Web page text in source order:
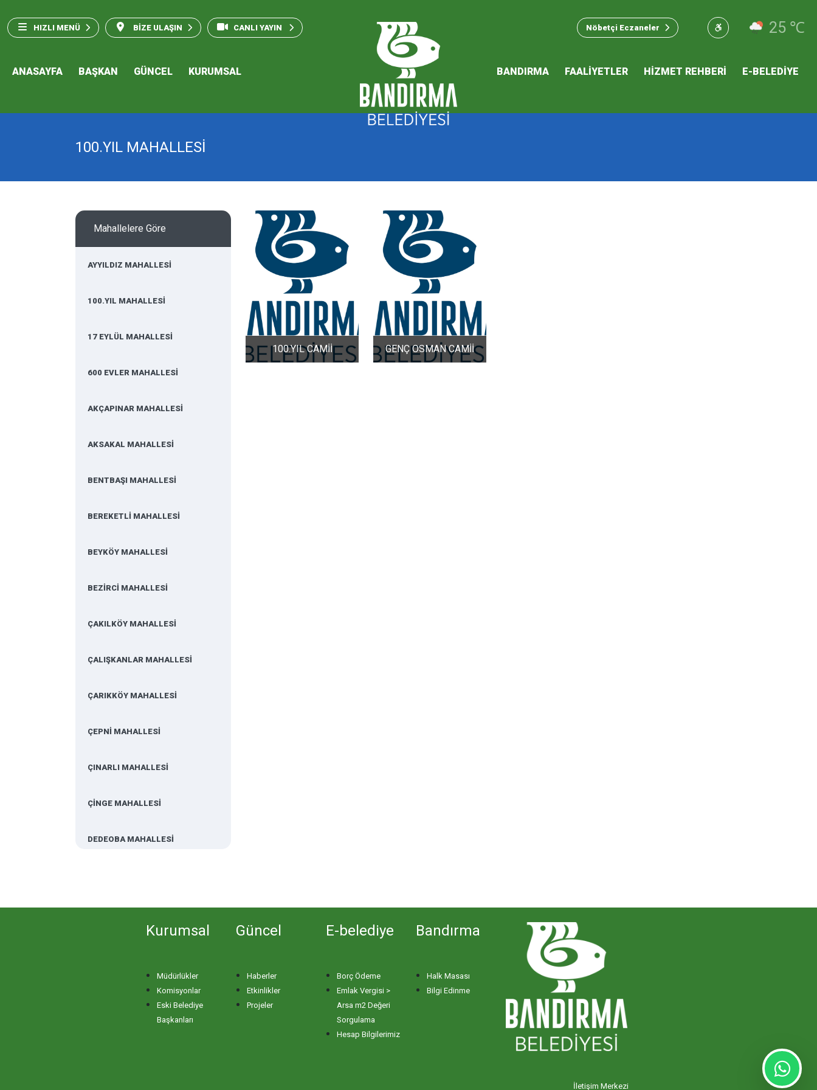
HIZLI MENÜ BİZE ULAŞIN CANLI YAYIN Nöbetçi Eczaneler 25 ℃
ANASAYFA BAŞKAN GÜNCEL KURUMSAL
2026 Performans Programı
BANDIRMA FAALİYETLER HİZMET REHBERİ E-BELEDİYE
100.YIL MAHALLESİ
Mahallelere Göre
AYYILDIZ MAHALLESİ
100.YIL MAHALLESİ
17 EYLÜL MAHALLESİ
600 EVLER MAHALLESİ
AKÇAPINAR MAHALLESİ
AKSAKAL MAHALLESİ
BENTBAŞI MAHALLESİ
BEREKETLİ MAHALLESİ
BEYKÖY MAHALLESİ
BEZİRCİ MAHALLESİ
ÇAKILKÖY MAHALLESİ
ÇALIŞKANLAR MAHALLESİ
ÇARIKKÖY MAHALLESİ
ÇEPNİ MAHALLESİ
ÇINARLI MAHALLESİ
ÇİNGE MAHALLESİ
DEDEOBA MAHALLESİ
DUTLİMAN MAHALLESİ
100.YIL CAMİİ GENÇ OSMAN CAMİİ
Kurumsal
Müdürlükler
Komisyonlar
Eski Belediye
Başkanları
Güncel
Haberler
Etkinlikler
Projeler
E-belediye
Borç Ödeme
Emlak Vergisi >
Arsa m2 Değeri
Sorgulama
Hesap Bilgilerimiz
Bandırma
Halk Masası
Bilgi Edinme
İletişim Merkezi